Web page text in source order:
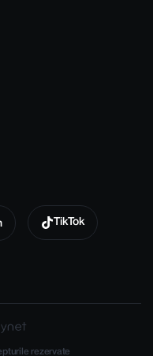
TikTok
rezervate